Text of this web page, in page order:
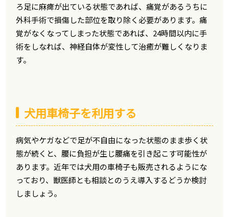
ろ足に麻痺が出ている状態であれば、痛覚があるうちに
外科手術で損傷した部位を取り除く必要があります。痛
覚がなくなってしまった状態であれば、24時間以内に手
術をしなれば、神経自体が変性して治癒が難しくなりま
す。
犬用車椅子を利用する
病気やケガなどで足が不自由になった状態のまま歩く状
態が続くと、腰に負担が生じ腰痛を引き起こす可能性が
あります。近年では犬用の車椅子も販売されるようにな
っており、獣医師とも相談とのうえ導入するどうか検討
しましょう。